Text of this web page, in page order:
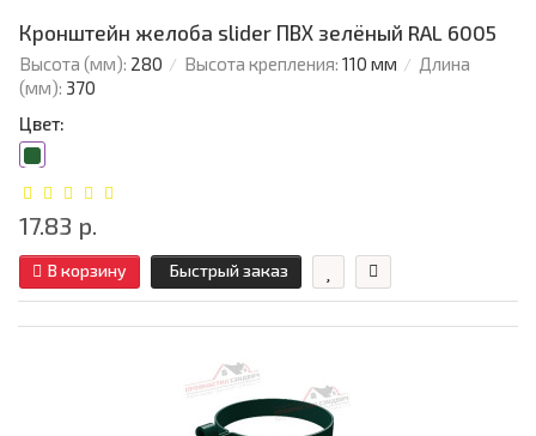
Кронштейн желоба slider ПВХ зелёный RAL 6005
Высота (мм): 280 Высота крепления: 110 мм
Длина
(мм): 370
Цвет:
17.83 р.
В корзину Быстрый заказ